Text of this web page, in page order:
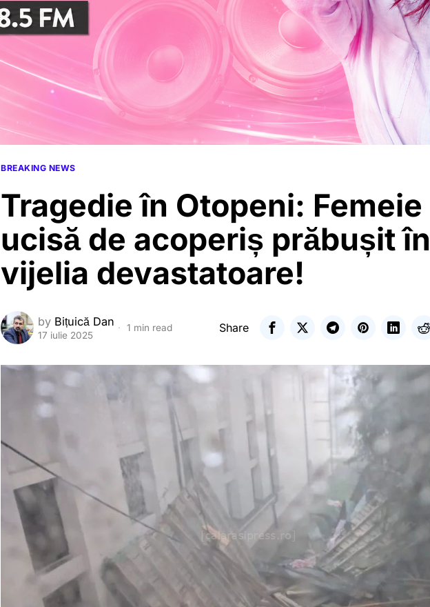
BREAKING NEWS
Tragedie în Otopeni: Femeie
ucisă de acoperiș prăbușit în
vijelia devastatoare!
by Bițuică Dan
17 iulie 2025
1 min read Share